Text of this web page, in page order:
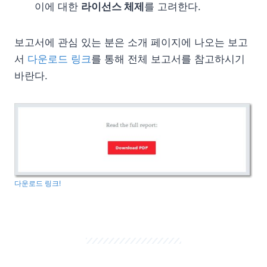
이에 대한 라이선스 체제 를 고려한다.
보고서에 관심 있는 분은 소개 페이지에 나오는 보고
서 다운로드 링크를 통해 전체 보고서를 참고하시기
바란다.
다운로드 링크!